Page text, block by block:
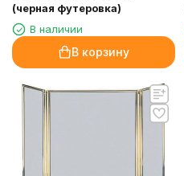
(черная футеровка)
В наличии
В корзину